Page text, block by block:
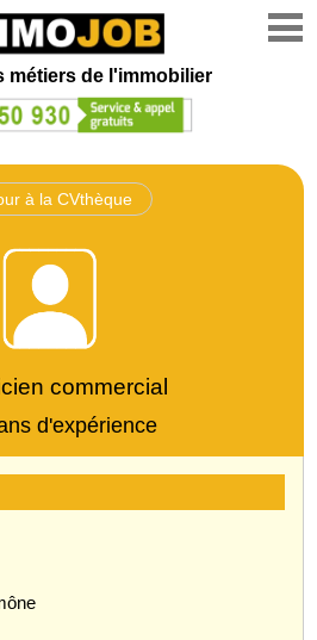
métiers de l'immobilier
à la CVthèque
commercial
d'expérience